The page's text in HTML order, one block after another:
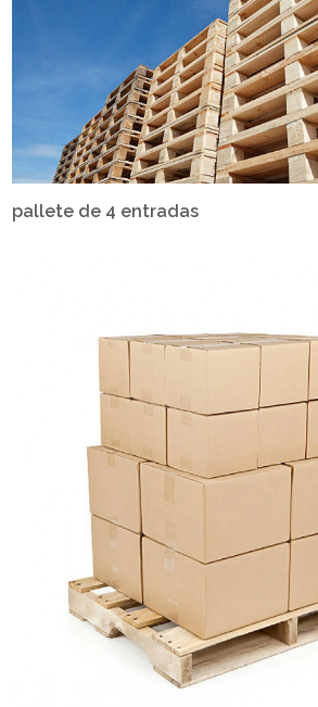
pallete de 4 entradas